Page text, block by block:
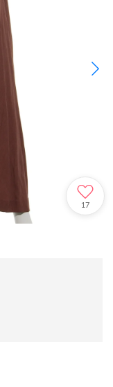
17